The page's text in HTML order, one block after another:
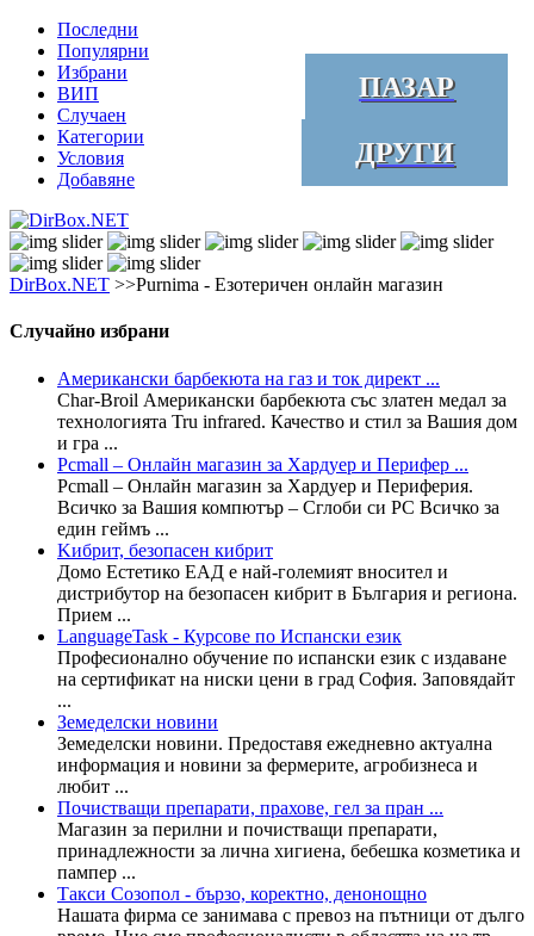
Последни
Популярни
Избрани
ВИП
Случаен
Категории
Условия
Добавяне
ПАЗАР
ДРУГИ
DirBox.NET >>Purnima - Езотеричен онлайн магазин
Случайно избрани
Американски барбекюта на газ и ток директ ...
Char-Broil Американски барбекюта със златен медал за
технологията Tru infrared. Качество и стил за Вашия дом
и гра ...
Pcmall – Онлайн магазин за Хардуер и Перифер ...
Pcmall – Онлайн магазин за Хардуер и Периферия.
Всичко за Вашия компютър – Сглоби си PC Всичко за
един геймъ ...
Kибрит, безопасен кибрит
Домо Естетико ЕАД е най-големият вносител и
дистрибутор на безопасен кибрит в България и региона.
Прием ...
LanguageTask - Курсове по Испански език
Професионално обучение по испански език с издаване
на сертификат на ниски цени в град София. Заповядайт
...
Земеделски новини
Земеделски новини. Предоставя ежедневно актуална
информация и новини за фермерите, агробизнеса и
любит ...
Почистващи препарати, прахове, гел за пран ...
Магазин за перилни и почистващи препарати,
принадлежности за лична хигиена, бебешка козметика и
пампер ...
Такси Созопол - бързо, коректно, денонощно
Нашата фирма се занимава с превоз на пътници от дълго